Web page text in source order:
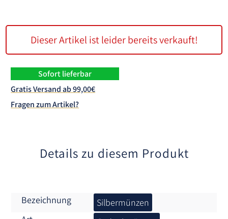
Dieser Artikel ist leider bereits verkauft!
Sofort lieferbar
Gratis Versand ab 99,00€
Fragen zum Artikel?
Details zu diesem Produkt
Bezeichnung
Silbermünzen